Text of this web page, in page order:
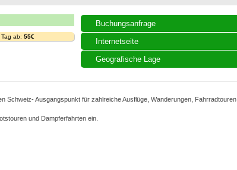
Buchungsanfrage
Internetseite
Geografische Lage
ab: 55€
Schweiz- Ausgangspunkt für zahlreiche Ausflüge, Wanderungen, Fahrradtouren,
und Dampferfahrten ein.